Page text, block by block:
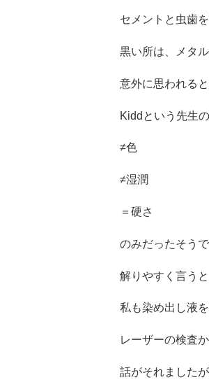
セメントと虫歯
黒い所は、メタ
意外に思われる
Kiddという先生
≠色
≠湿潤
＝硬さ
のみだったそうで
解りやすく言う
私も染め出し液
レーザーの検査
話がそれましたが